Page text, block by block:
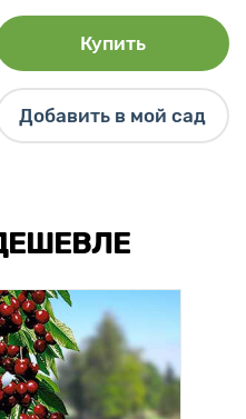
Купить
Добавить в мой сад